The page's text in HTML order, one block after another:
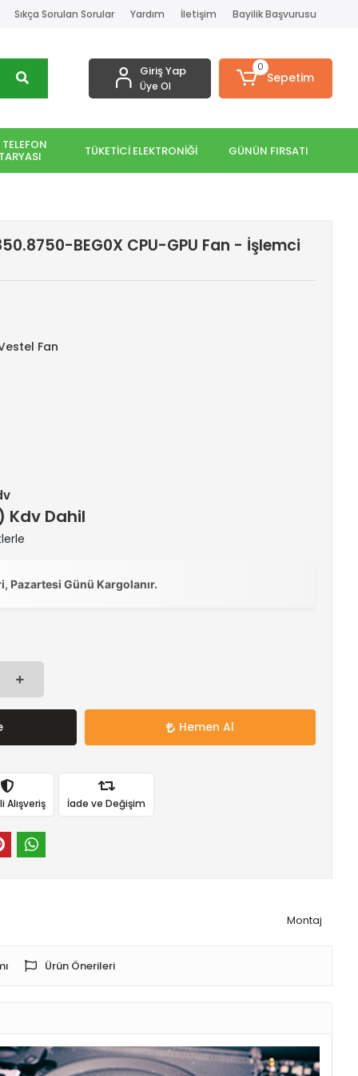
Sıkça Sorulan Sorular Yardım İletişim Bayilik Başvurusu
Giriş Yap
Üye Ol
0
Sepetim
TÜKETİCİ ELEKTRONİĞİ GÜNÜN FIRSATI
BEG0X CPU-GPU Fan - İşlemci
Fan
Kdv Dahil
Pazartesi Günü Kargolanır.
Hemen Al
Alışveriş İade ve Değişim
Montaj
Ürün Önerileri